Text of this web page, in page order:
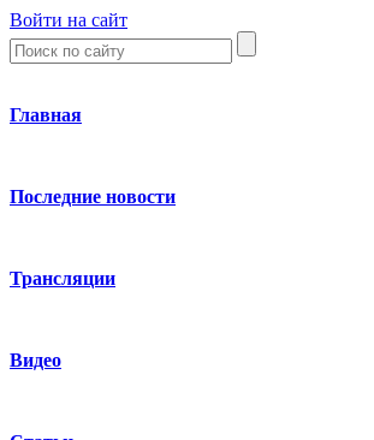
Войти на сайт
Главная
Последние новости
Трансляции
Видео